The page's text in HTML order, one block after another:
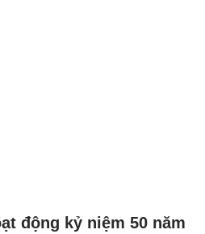
động kỷ niệm 50 năm